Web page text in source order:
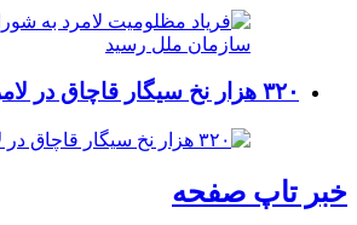
۳۲۰ هزار نخ سیگار قاچاق در لامرد کشف شد
خبر تاپ صفحه